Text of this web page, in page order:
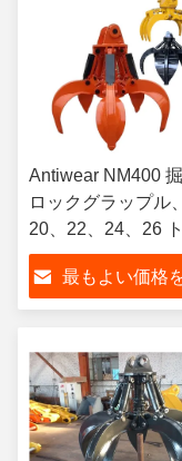
Antiwear NM400
ロックグラップル、
20、22、24、26
削機用グラブバケ
最もよい価格